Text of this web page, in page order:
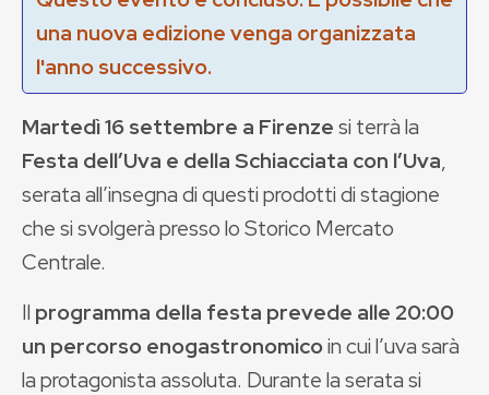
una nuova edizione venga organizzata
l'anno successivo.
Martedì 16 settembre a Firenzesi terrà la
Festa dell’Uva e della Schiacciata con l’Uva,
serata all’insegna di questi prodotti di stagione
che si svolgerà presso lo Storico Mercato
Centrale.
Il programma della festa prevede alle 20:00
un percorso enogastronomicoin cui l’uva sarà
la protagonista assoluta. Durante la serata si